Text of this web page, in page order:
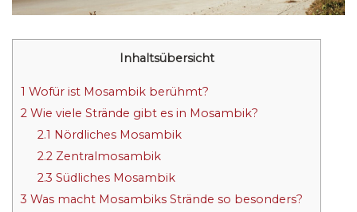
Inhaltsübersicht
1 Wofür ist Mosambik berühmt?
2 Wie viele Strände gibt es in Mosambik?
2.1 Nördliches Mosambik
2.2 Zentralmosambik
2.3 Südliches Mosambik
3 Was macht Mosambiks Strände so besonders?